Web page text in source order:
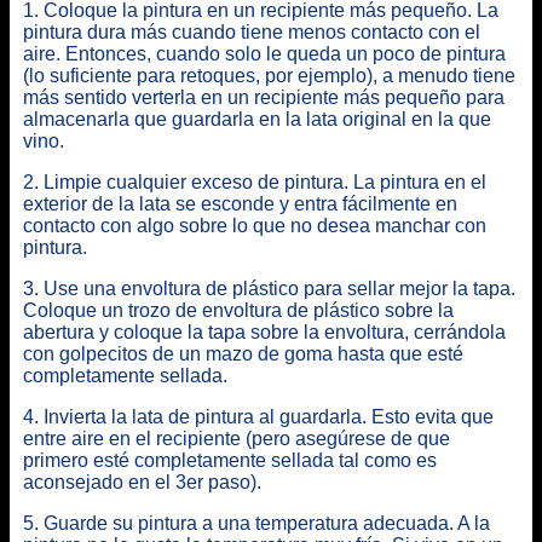
1. Coloque la pintura en un recipiente más pequeño. La
pintura dura más cuando tiene menos contacto con el
aire. Entonces, cuando solo le queda un poco de pintura
(lo suficiente para retoques, por ejemplo), a menudo tiene
más sentido verterla en un recipiente más pequeño para
almacenarla que guardarla en la lata original en la que
vino.
2. Limpie cualquier exceso de pintura. La pintura en el
exterior de la lata se esconde y entra fácilmente en
contacto con algo sobre lo que no desea manchar con
pintura.
3. Use una envoltura de plástico para sellar mejor la tapa.
Coloque un trozo de envoltura de plástico sobre la
abertura y coloque la tapa sobre la envoltura, cerrándola
con golpecitos de un mazo de goma hasta que esté
completamente sellada.
4. Invierta la lata de pintura al guardarla. Esto evita que
entre aire en el recipiente (pero asegúrese de que
primero esté completamente sellada tal como es
aconsejado en el 3er paso).
5. Guarde su pintura a una temperatura adecuada. A la